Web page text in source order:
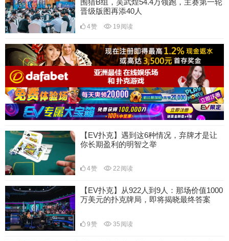
围猎B组，吴武煌54.4万领跑，主赛第一轮
晋级版图再添40人
4赞 19 阅读
【EV扑克】遇到这6种情况，弃牌才是让
你长期盈利的明智之举
4赞 22 阅读
【EV扑克】从922人到9人：那场价值1000
万美元的扑克牌局，即将揭晓最终答案
9赞 35 阅读